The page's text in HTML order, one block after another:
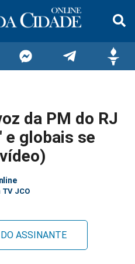
no
Messenger
no
no
da PM do RJ
globais se
TV JCO
ASSINANTE